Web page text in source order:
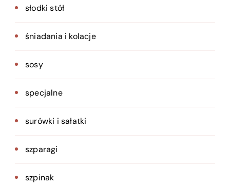
słodki stół
śniadania i kolacje
sosy
specjalne
surówki i sałatki
szparagi
szpinak